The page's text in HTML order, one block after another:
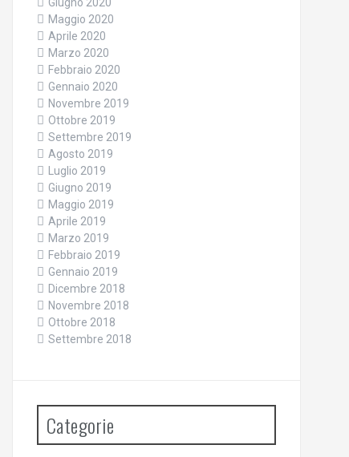
Maggio 2020
Aprile 2020
Marzo 2020
Febbraio 2020
Gennaio 2020
Novembre 2019
Ottobre 2019
Settembre 2019
Agosto 2019
Luglio 2019
Giugno 2019
Maggio 2019
Aprile 2019
Marzo 2019
Febbraio 2019
Gennaio 2019
Dicembre 2018
Novembre 2018
Ottobre 2018
Settembre 2018
Categorie